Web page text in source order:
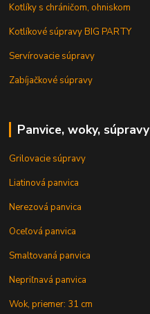
Kotlíky s chráničom, ohniskom
Kotlíkové súpravy BIG PARTY
Servírovacie súpravy
Zabíjačkové súpravy
Panvice, woky, súpravy
Grilovacie súpravy
Liatinová panvica
Nerezová panvica
Oceľová panvica
Smaltovaná panvica
Nepriľnavá panvica
Wok, priemer: 31 cm